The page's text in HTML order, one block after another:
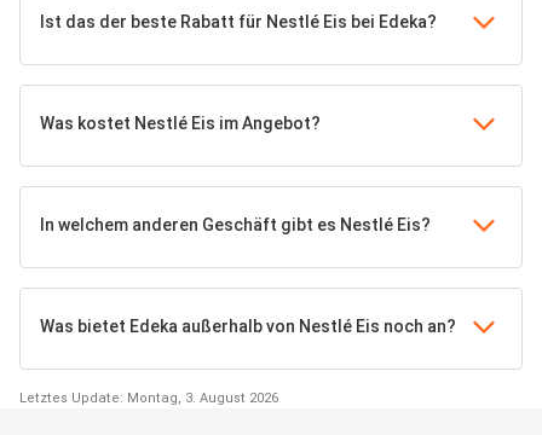
Ist das der beste Rabatt für Nestlé Eis bei Edeka?
Was kostet Nestlé Eis im Angebot?
In welchem anderen Geschäft gibt es Nestlé Eis?
Was bietet Edeka außerhalb von Nestlé Eis noch an?
Letztes Update: Montag, 3. August 2026